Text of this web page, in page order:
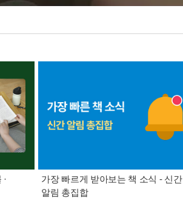
가장 빠르게 받아보는 책 소식 - 신간
알림 총집합